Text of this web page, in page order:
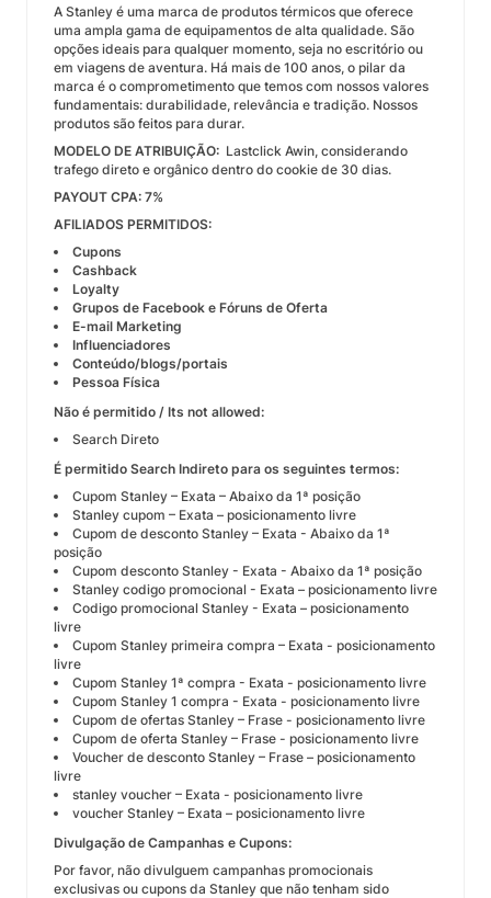
A Stanley é uma marca de produtos térmicos que oferece
uma ampla gama de equipamentos de alta qualidade. São
opções ideais para qualquer momento, seja no escritório ou
em viagens de aventura. Há mais de 100 anos, o pilar da
marca é o comprometimento que temos com nossos valores
fundamentais: durabilidade, relevância e tradição. Nossos
produtos são feitos para durar.
MODELO DE ATRIBUIÇÃO: Lastclick Awin, considerando
trafego direto e orgânico dentro do cookie de 30 dias.
PAYOUT CPA: 7%
AFILIADOS PERMITIDOS:
Cupons
Cashback
Loyalty
Grupos de Facebook e Fóruns de Oferta
E-mail Marketing
Influenciadores
Conteúdo/blogs/portais
Pessoa Física
​Não é permitido / Its not allowed:
Search Direto
É permitido Search Indireto para os seguintes termos:
Cupom Stanley – Exata – Abaixo da 1ª posição
Stanley cupom – Exata – posicionamento livre
Cupom de desconto Stanley – Exata - Abaixo da 1ª
posição
Cupom desconto Stanley - Exata - Abaixo da 1ª posição
Stanley codigo promocional - Exata – posicionamento livre
Codigo promocional Stanley - Exata – posicionamento
livre
Cupom Stanley primeira compra – Exata - posicionamento
livre
Cupom Stanley 1ª compra - Exata - posicionamento livre
Cupom Stanley 1 compra - Exata - posicionamento livre
Cupom de ofertas Stanley – Frase - posicionamento livre
Cupom de oferta Stanley – Frase - posicionamento livre
Voucher de desconto Stanley – Frase – posicionamento
livre
stanley voucher – Exata - posicionamento livre
voucher Stanley – Exata – posicionamento livre
Divulgação de Campanhas e Cupons:
Por favor, não divulguem campanhas promocionais
exclusivas ou cupons da Stanley que não tenham sido